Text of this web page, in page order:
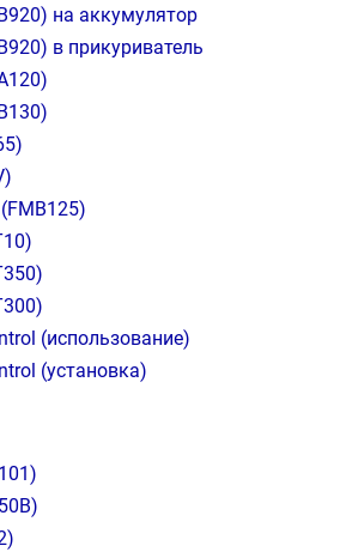
на аккумулятор
в прикуриватель
(использование)
(установка)